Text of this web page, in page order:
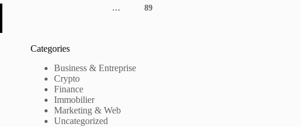
… 89
Categories
Business & Entreprise
Crypto
Finance
Immobilier
Marketing & Web
Uncategorized